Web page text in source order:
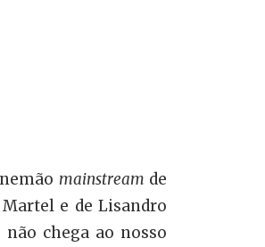
mainstream de
e de Lisandro
chega ao nosso